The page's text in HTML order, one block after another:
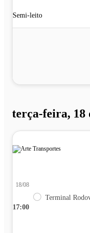
Semi-leito
terça-feira, 18
17:00
18/08
Terminal